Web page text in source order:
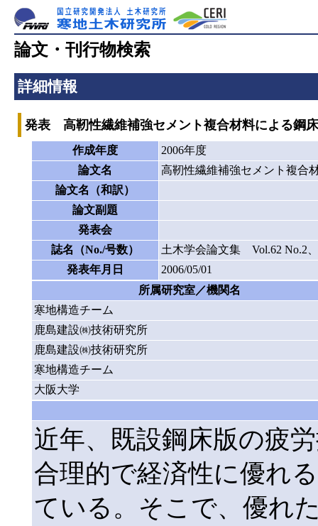
論文・刊行物検索
詳細情報
発表 高靭性繊維補強セメント複合材料による鋼
作成年度
2006年度
論文名
高靭性繊維補強セメント複合
論文名（和訳）
論文副題
発表会
誌名（No./号数）
土木学会論文集 Vol.62 No.2、
発表年月日
2006/05/01
所属研究室／機関名
寒地構造チーム
鹿島建設㈱技術研究所
鹿島建設㈱技術研究所
寒地構造チーム
大阪大学
近年、既設鋼床版の疲
合理的で経済性に優れ
ている。そこで、優れ